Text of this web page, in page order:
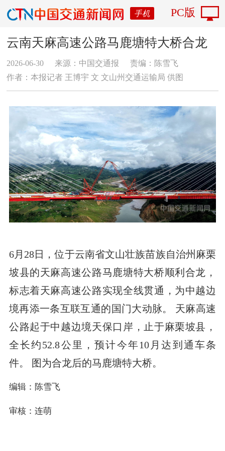
手机 PC版
云南天麻高速公路马鹿塘特大桥合龙
2026-06-30 来源：中国交通报
责编：陈雪飞
作者：本报记者 王博宇 文 文山州交通运输局 供图
6月28日，位于云南省文山壮族苗族自治州麻栗
坡县的天麻高速公路马鹿塘特大桥顺利合龙，
标志着天麻高速公路实现全线贯通，为中越边
境再添一条互联互通的国门大动脉。 天麻高速
公路起于中越边境天保口岸，止于麻栗坡县，
全长约52.8公里，预计今年10月达到通车条
件。 图为合龙后的马鹿塘特大桥。
编辑：陈雪飞
审核：连萌